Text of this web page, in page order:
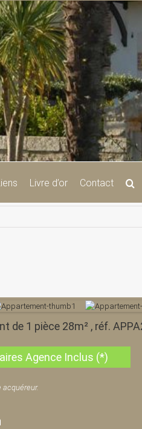
Livre d’or Contact
de 1 pièce 28m² , réf.
Agence Inclus (*)
acquéreur.